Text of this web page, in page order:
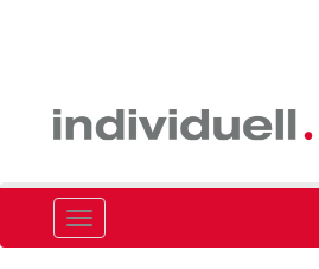
Navigation ein-/ausblenden